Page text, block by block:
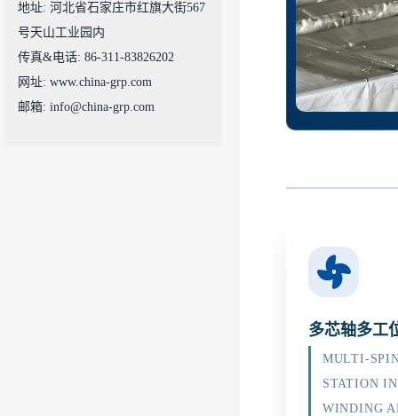
地址: 河北省石家庄市红旗大街567
号天山工业园内
传真&电话: 86-311-83826202
网址: www.china-grp.com
邮箱: info@china-grp.com
多芯轴多工
MULTI-
STATION
WINDING